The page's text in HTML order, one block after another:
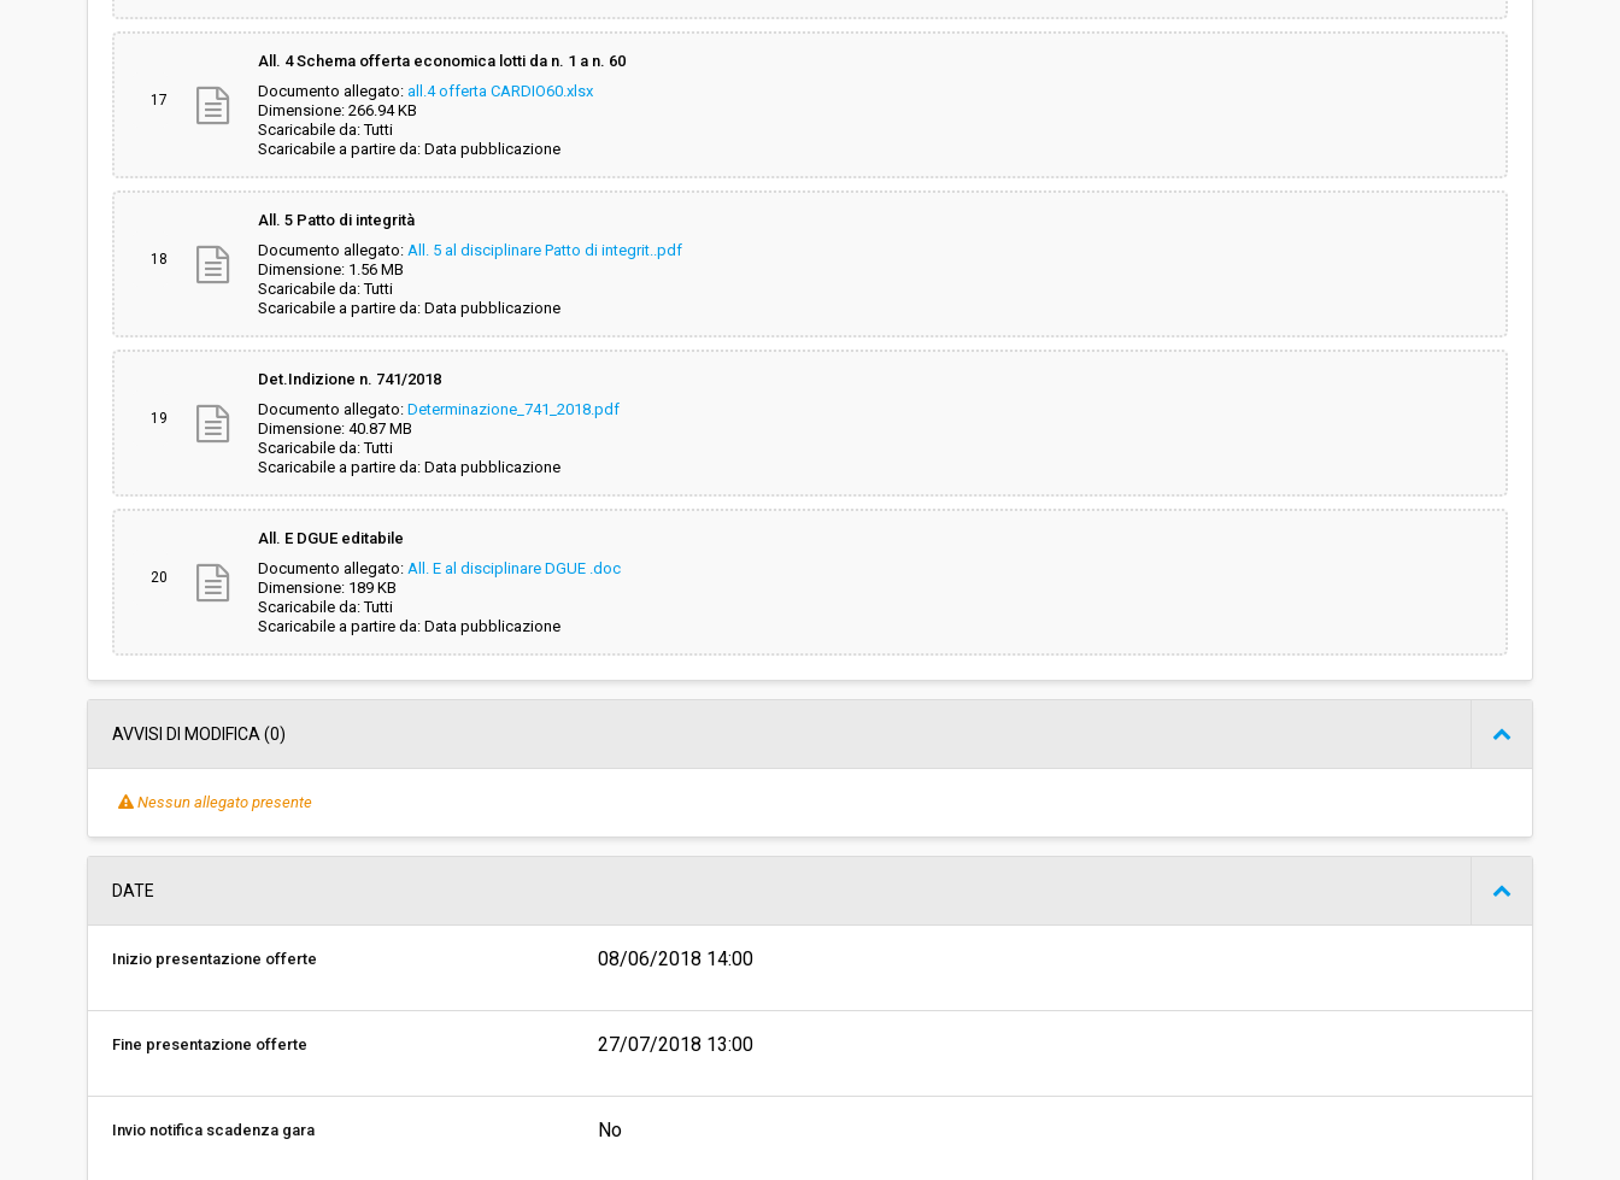
17
All. 4 Schema offerta economica lotti da n. 1 a n. 60
Documento allegato: all.4 offerta CARDIO60.xlsx
Dimensione: 266.94 KB
Scaricabile da: Tutti
Scaricabile a partire da: Data pubblicazione
18
All. 5 Patto di integrità
Documento allegato: All. 5 al disciplinare Patto di integrit..pdf
Dimensione: 1.56 MB
Scaricabile da: Tutti
Scaricabile a partire da: Data pubblicazione
19
Det.Indizione n. 741/2018
Documento allegato: Determinazione_741_2018.pdf
Dimensione: 40.87 MB
Scaricabile da: Tutti
Scaricabile a partire da: Data pubblicazione
20
All. E DGUE editabile
Documento allegato: All. E al disciplinare DGUE .doc
Dimensione: 189 KB
Scaricabile da: Tutti
Scaricabile a partire da: Data pubblicazione
AVVISI DI MODIFICA (0)
Nessun allegato presente
DATE
Inizio presentazione offerte 08/06/2018 14:00
Fine presentazione offerte 27/07/2018 13:00
Invio notifica scadenza gara No